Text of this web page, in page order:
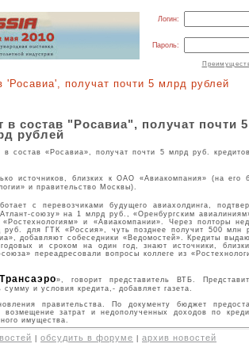
Логин:
Пароль:
'Росавиа', получат почти 5 млрд рублей
состав "Росавиа", получат почти 5
рублей
состав «Росавиа», получат почти 5 млрд руб.
источников, близких к ОАО «Авиакомпания» (на его
и правительство Москвы).
с перевозчиками будущего авиахолдинга,
союзу» на 1 млрд руб., «Оренбургским
и «Авиакомпании». Через полторы
для ГТК «Россия», чуть позднее получит 500 млн
добавляют собеседники «Ведомостей». Кредиты
и сроком на один год, знают источники,
переадресовали вопросы коллеге из
Трансаэро», говорит представитель ВТБ.
и условия кредита,- добавляет газета.
правительства. По документу бюджет
затрат и недополученных доходов по
имущества.
обсудить в форуме архив новостей